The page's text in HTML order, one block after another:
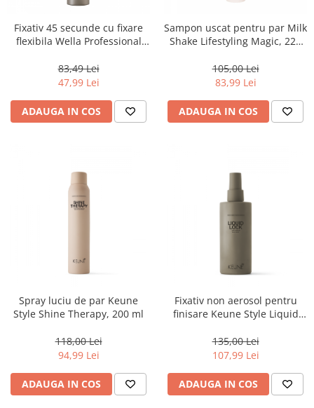
Fixativ 45 secunde cu fixare
flexibila Wella Professional
83,49 Lei
47,99 Lei
ADAUGA IN COS
Sampon uscat pentru par Milk
Shake Lifestyling Magic, 225
105,00 Lei
83,99 Lei
ADAUGA IN COS
Spray luciu de par Keune
Style Shine Therapy, 200 ml
118,00 Lei
94,99 Lei
ADAUGA IN COS
Fixativ non aerosol pentru
finisare Keune Style Liquid
135,00 Lei
107,99 Lei
ADAUGA IN COS